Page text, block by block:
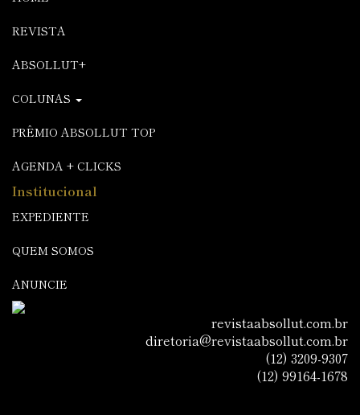
REVISTA
ABSOLLUT+
COLUNAS
PRÊMIO ABSOLLUT TOP
AGENDA + CLICKS
Institucional
EXPEDIENTE
QUEM SOMOS
ANUNCIE
revistaabsollut.com.br
diretoria@revistaabsollut.com.br
(12) 3209-9307
(12) 99164-1678